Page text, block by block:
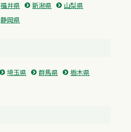
福井県 新潟県
山梨県
静岡県
埼玉県 群馬県
栃木県